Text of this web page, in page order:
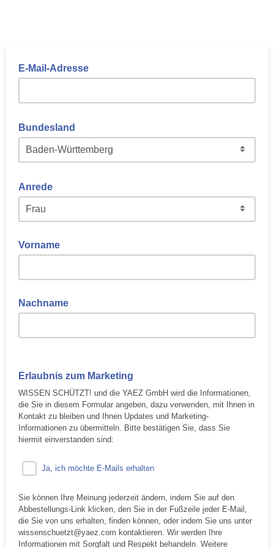
E-Mail-Adresse
Bundesland
Anrede
Vorname
Nachname
Erlaubnis zum Marketing
WISSEN SCHÜTZT! und die YAEZ GmbH wird die Informationen,
die Sie in diesem Formular angeben, dazu verwenden, mit Ihnen in
Kontakt zu bleiben und Ihnen Updates und Marketing-
Informationen zu übermitteln. Bitte bestätigen Sie, dass Sie
hiermit einverstanden sind:
Ja, ich möchte E-Mails erhalten
Sie können Ihre Meinung jederzeit ändern, indem Sie auf den
Abbestellungs-Link klicken, den Sie in der Fußzeile jeder E-Mail,
die Sie von uns erhalten, finden können, oder indem Sie uns unter
wissenschuetzt@yaez.com kontaktieren. Wir werden Ihre
Informationen mit Sorgfalt und Respekt behandeln. Weitere